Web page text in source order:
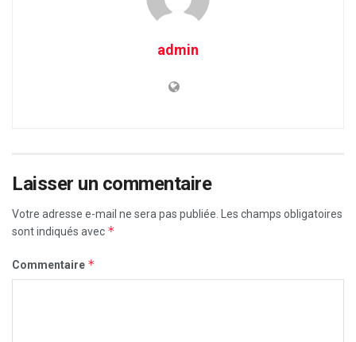
admin
Laisser un commentaire
Votre adresse e-mail ne sera pas publiée.
Les champs obligatoires
sont indiqués avec *
Commentaire *